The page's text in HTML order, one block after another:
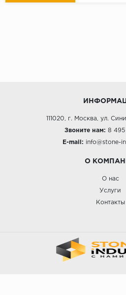
111020, г. Москва, ул.
Звоните нам: 8 495
E-mail: info@stone-
О
О нас
Услуги
Контакты